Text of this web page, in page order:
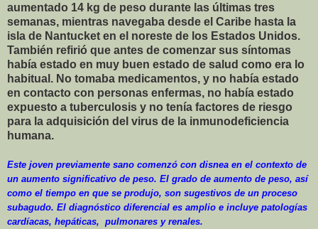
aumentado 14 kg de peso durante las últimas tres
semanas, mientras navegaba desde el Caribe hasta la
isla de Nantucket en el noreste de los Estados Unidos.
También refirió que antes de comenzar sus síntomas
había estado en muy buen estado de salud como era lo
habitual. No tomaba medicamentos, y no había estado
en contacto con personas enfermas, no había estado
expuesto a tuberculosis y no tenía factores de riesgo
para la adquisición del virus de la inmunodeficiencia
humana.
Este joven previamente sano comenzó con disnea en el contexto de
un aumento significativo de peso. El grado de aumento de peso, así
como el tiempo en que se produjo, son sugestivos de un proceso
subagudo. El diagnóstico diferencial es amplio e incluye patologías
cardíacas, hepáticas, pulmonares y renales.